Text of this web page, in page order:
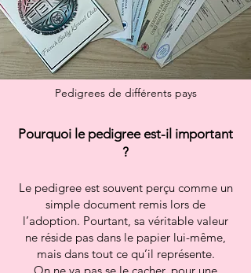
Pedigrees de différents pays
Pourquoi le pedigree est-il important
?
Le pedigree est souvent perçu comme un
simple document remis lors de
l’adoption. Pourtant, sa véritable valeur
ne réside pas dans le papier lui-même,
mais dans tout ce qu’il représente.